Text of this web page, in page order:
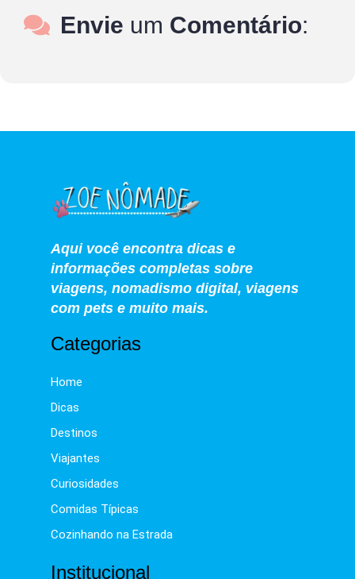
Envie um Comentário:
Aqui você encontra dicas e
informações completas sobre
viagens, nomadismo digital, viagens
com pets e muito mais.
Categorias
Home
Dicas
Destinos
Viajantes
Curiosidades
Comidas Típicas
Cozinhando na Estrada
Institucional